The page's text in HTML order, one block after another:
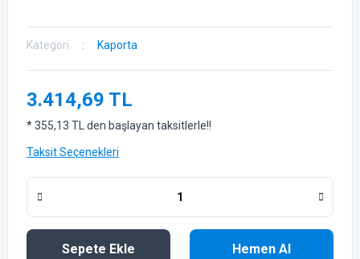
Kategori Kaporta
3.414,69 TL
* 355,13 TL den başlayan taksitlerle!!
Taksit Seçenekleri
Sepete Ekle Hemen Al